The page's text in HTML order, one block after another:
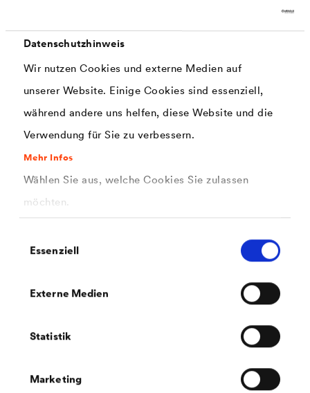
Datenschutzhinweis
Wir nutzen Cookies und externe Medien auf
unserer Website. Einige Cookies sind essenziell,
während andere uns helfen, diese Website und die
Verwendung für Sie zu verbessern.
Mehr Infos
Wählen Sie aus, welche Cookies Sie zulassen
möchten.
Essenziell
Externe Medien
Statistik
Marketing
PDF | 159,8 kB
SicherheitsdatenblattLUCITE
Sicherheitsdatenblatt